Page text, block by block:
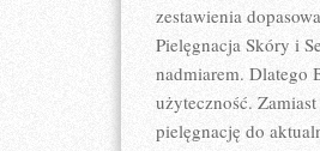
zestawienia
Pielęgnacja Skóry i
nadmiarem. Dlatego
użyteczność.
pielęgnację do